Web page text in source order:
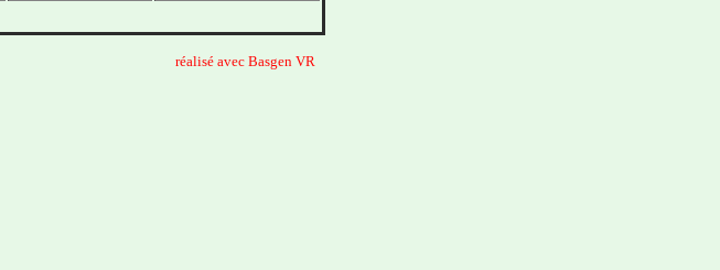
réalisé avec Basgen VR